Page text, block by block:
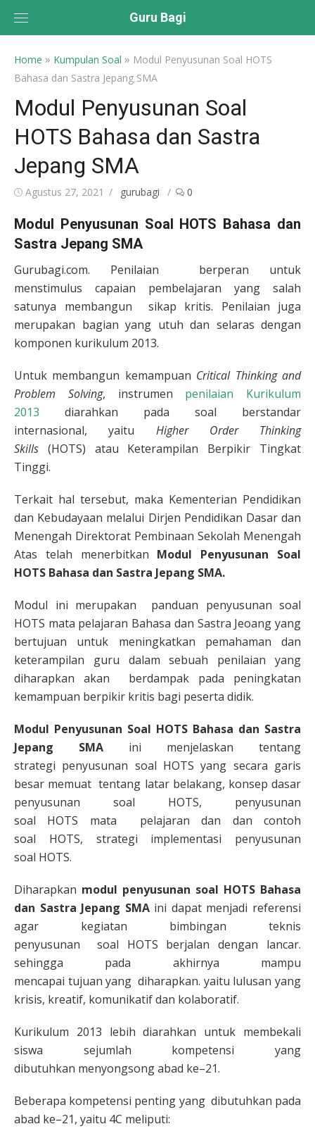
Guru Bagi
Home » Kumpulan Soal » Modul Penyusunan Soal HOTS
Bahasa dan Sastra Jepang SMA
Modul Penyusunan Soal
HOTS Bahasa dan Sastra
Jepang SMA
Posted
Agustus 27, 2021 Author
gurubagi 0
Modul Penyusunan Soal HOTS Bahasa dan
Sastra Jepang SMA
Gurubagi.com. Penilaian berperan untuk
menstimulus capaian pembelajaran yang salah
satunya membangun sikap kritis. Penilaian juga
merupakan bagian yang utuh dan selaras dengan
komponen kurikulum 2013.
Untuk membangun kemampuan Critical Thinking and
Problem Solving, instrumen penilaian Kurikulum
2013 diarahkan pada soal berstandar
internasional, yaitu Higher Order Thinking
Skills (HOTS) atau Keterampilan Berpikir Tingkat
Tinggi.
Terkait hal tersebut, maka Kementerian Pendidikan
dan Kebudayaan melalui Dirjen Pendidikan Dasar dan
Menengah Direktorat Pembinaan Sekolah Menengah
Atas telah menerbitkan Modul Penyusunan Soal
HOTS Bahasa dan Sastra Jepang SMA.
Modul ini merupakan panduan penyusunan soal
HOTS mata pelajaran Bahasa dan Sastra Jeoang yang
bertujuan untuk meningkatkan pemahaman dan
keterampilan guru dalam sebuah penilaian yang
diharapkan akan berdampak pada peningkatan
kemampuan berpikir kritis bagi peserta didik.
Modul Penyusunan Soal HOTS Bahasa dan Sastra
Jepang SMA ini menjelaskan tentang
strategi penyusunan soal HOTS yang secara garis
besar memuat tentang latar belakang, konsep dasar
penyusunan soal HOTS, penyusunan
soal HOTS mata pelajaran dan dan contoh
soal HOTS, strategi implementasi penyusunan
soal HOTS.
Diharapkan modul penyusunan soal HOTS Bahasa
dan Sastra Jepang SMA ini dapat menjadi referensi
agar kegiatan bimbingan teknis
penyusunan soal HOTS berjalan dengan lancar.
sehingga pada akhirnya mampu
mencapai tujuan yang diharapkan. yaitu lulusan yang
krisis, kreatif, komunikatif dan kolaboratif.
Kurikulum 2013 lebih diarahkan untuk membekali
siswa sejumlah kompetensi yang
dibutuhkan menyongsong abad ke–21.
Beberapa kompetensi penting yang dibutuhkan pada
abad ke–21, yaitu 4C meliputi: